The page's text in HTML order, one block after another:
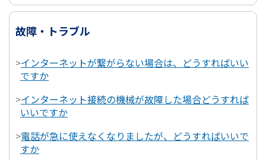
故障・トラブル
>インターネットが繋がらない場合は、どうすればいい
ですか
>インターネット接続の機械が故障した場合どうすれば
いいですか
>電話が急に使えなくなりましたが、どうすればいいで
すか